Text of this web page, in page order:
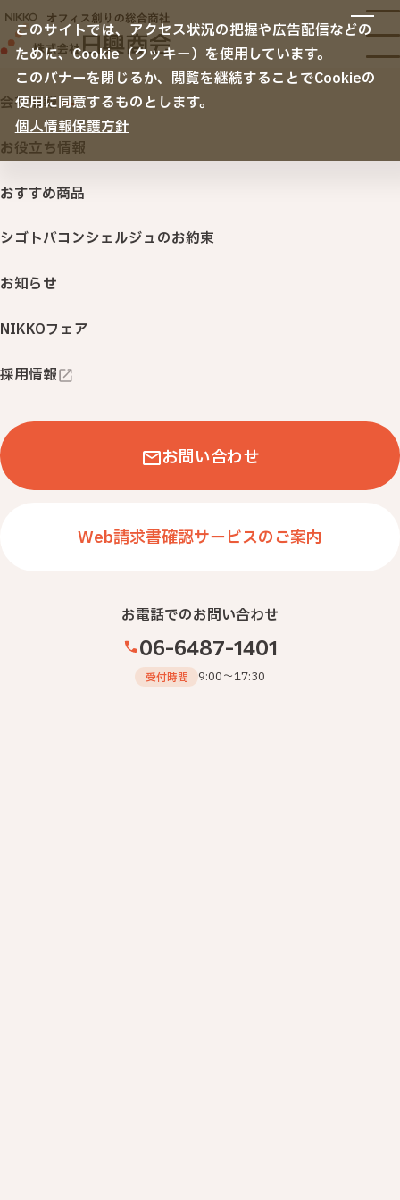
サービス
サービスTOP
オフィス移転
リニューアル・内装・家具
セキュリティ
オフィスサプライ・ＢＣＰ
NIKKOカウネット
納入事例
空間デザイン
ノベルティ・名入れ販促品
会社情報
会社情報
サステナビリティ
お役立ち情報
おすすめ商品
シゴトバコンシェルジュのお約束
お知らせ
NIKKOフェア
採用情報
お問い合わせ
Web請求書確認サービスのご案内
お電話でのお問い合わせ
06-6487-1401
受付時間 9:00～17:30
このサイトでは、アクセス状況の把握や広告配信などの
ために、Cookie（クッキー）を使用しています。
このバナーを閉じるか、閲覧を継続することでCookieの
使用に同意するものとします。
個人情報保護方針
ホーム お知らせ にこにこＮＩＫＫＯ通信第２２１号発
NIKKOカウネット
2025.10.08
にこにこＮＩＫＫＯ通信第２